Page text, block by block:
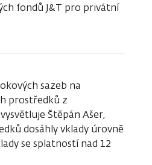
fondů J&T pro privátní
sazeb na
prostředků z
Štěpán Ašer,
dosáhly vklady úrovně
se splatností nad 12